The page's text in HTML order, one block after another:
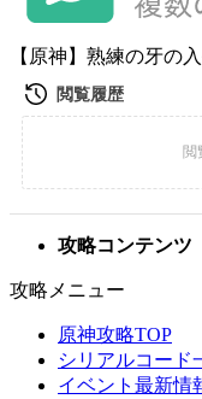
【原神】熟練の牙の
攻略コンテンツ
攻略メニュー
原神攻略TOP
シリアルコード
イベント最新情